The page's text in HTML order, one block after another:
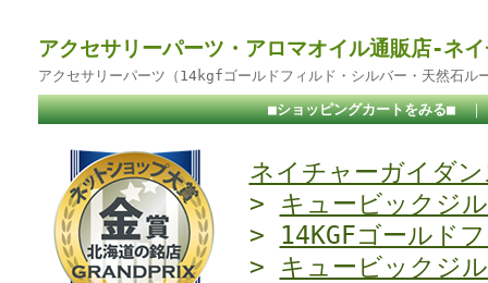
アクセサリーパーツ・アロマオイル通販店-ネ
アクセサリーパーツ（14kgfゴールドフィルド・シルバー・天然石ル
■ショッピングカートをみる■
ネイチャーガイダン
> キュービックジ
> 14KGFゴールド
> キュービックジ